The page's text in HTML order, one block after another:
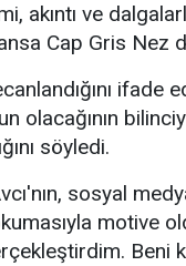
akıntı ve
Cap Gris Nez
ifade
olacağının
söyledi.
sosyal
motive
Beni